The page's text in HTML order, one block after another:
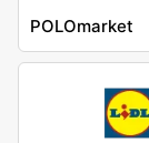
POLOmarket